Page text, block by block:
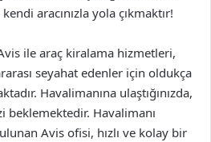
aracınızla yola çıkmaktır!
ile araç kiralama hizmetleri,
seyahat edenler için oldukça
Havalimanına ulaştığınızda,
beklemektedir. Havalimanı
Avis ofisi, hızlı ve kolay bir